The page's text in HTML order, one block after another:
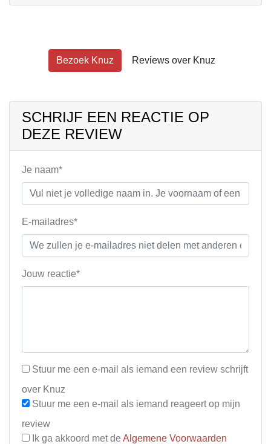
Bezoek Knuz Reviews over Knuz
SCHRIJF EEN REACTIE OP
DEZE REVIEW
Je naam*
E-mailadres*
Jouw reactie*
Stuur me een e-mail als iemand een review schrijft
over Knuz
Stuur me een e-mail als iemand reageert op mijn
review
Ik ga akkoord met de Algemene Voorwaarden